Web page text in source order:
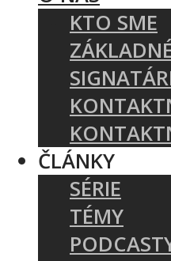
KTO SME
ČLÁNKY
SÉRIE
TÉMY